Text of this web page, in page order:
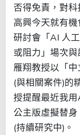
否得免責，對
高興今天就有
研討會「AI 人
或阻力」場次
雁翔教授以「
(與相關案件)的
授提醒最近我
公主版虛擬替
(持續研究中)。